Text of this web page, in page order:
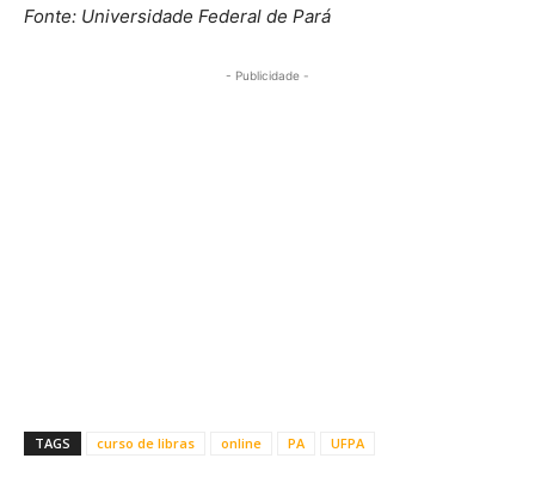
Fonte: Universidade Federal de Pará
- Publicidade -
TAGS curso de libras online PA UFPA